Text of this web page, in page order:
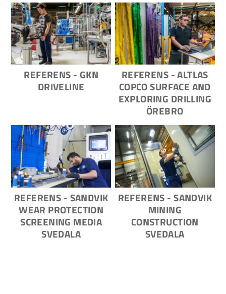
REFERENS - GKN
DRIVELINE
REFERENS - ALTLAS
COPCO SURFACE AND
EXPLORING DRILLING
ÖREBRO
REFERENS - SANDVIK
WEAR PROTECTION
SCREENING MEDIA
SVEDALA
REFERENS - SANDVIK
MINING
CONSTRUCTION
SVEDALA